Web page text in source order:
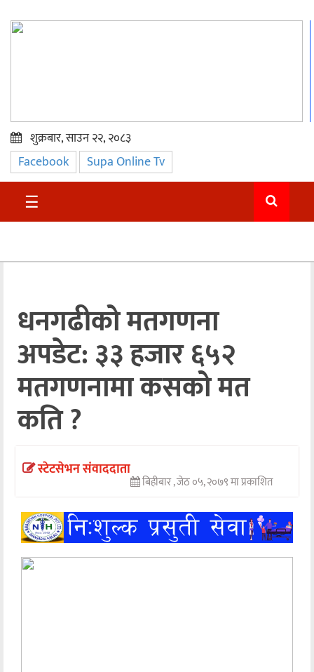
प्रमुख
समाचार
सुदुर
अन्तराष्ट्रिय
अन्तर्वार्ता
अर्थ
खेलकुद
मनोरञ्जन
शुक्रबार, साउन २२, २०८३
Facebook Supa Online Tv
☰
धनगढीको मतगणना
अपडेट: ३३ हजार ६५२
मतगणनामा कसको मत
कति ?
स्टेटसेभन संवाददाता
बिहीबार , जेठ ०५, २०७९ मा प्रकाशित